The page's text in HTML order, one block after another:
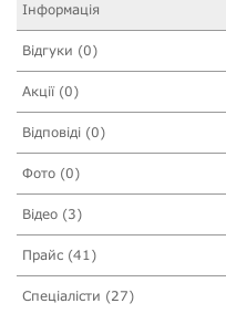
Інформація
Відгуки (0)
Акції (0)
Відповіді (0)
Фото (0)
Відео (3)
Прайс (41)
Спеціалісти (27)